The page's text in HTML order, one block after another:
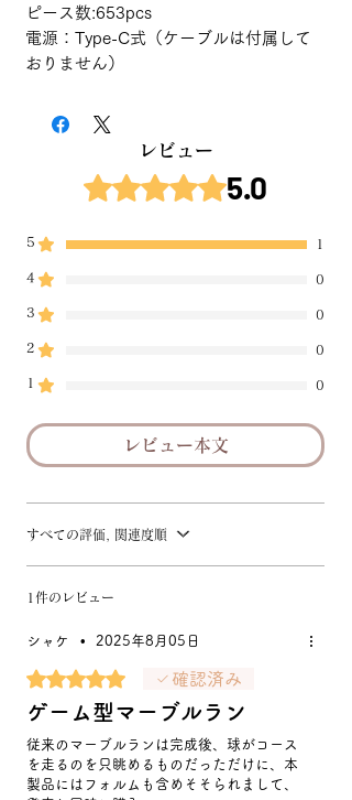
ピース数:653pcs
電源：Type-C式（ケーブルは付属して
おりません）
レビュー
5つ星のうち5と評価されています
5.0
5 1
4 0
3 0
2 0
1 0
レビュー本文
すべての評価, 関連度順
1件のレビュー
シャケ • 2025年8月05日
5つ星のうち5と評価されています。
確認済み
ゲーム型マーブルラン
従来のマーブルランは完成後、球がコース
を走るのを只眺めるものだっただけに、本
製品にはフォルムも含めそそられまして、